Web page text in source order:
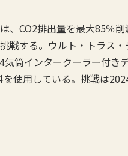
、CO2排出量を最大85％
戦する。ウルト・トラス
筒インタークーラー付き
使用している。挑戦は